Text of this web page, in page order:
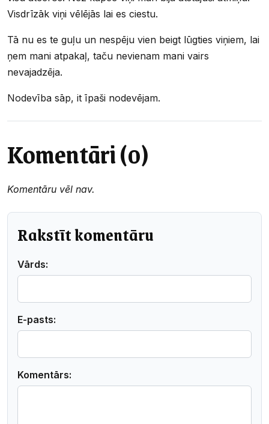
Visdrīzāk viņi vēlējās lai es ciestu.
Tā nu es te guļu un nespēju vien beigt lūgties viņiem, lai
ņem mani atpakaļ, taču nevienam mani vairs
nevajadzēja.
Nodevība sāp, it īpaši nodevējam.
Komentāri (0)
Komentāru vēl nav.
Rakstīt komentāru
Vārds:
E-pasts:
Komentārs: